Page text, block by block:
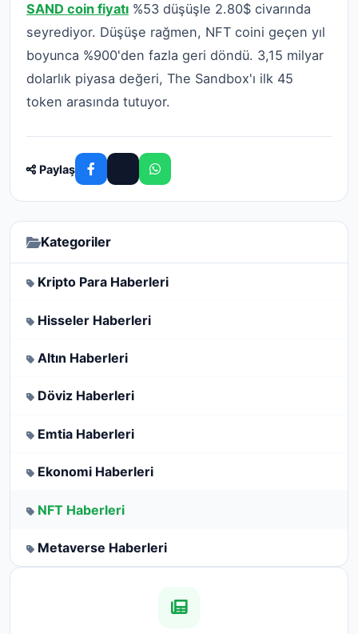
SAND coin fiyatı %53 düşüşle 2.80$ civarında
seyrediyor. Düşüşe rağmen, NFT coini geçen yıl
boyunca %900'den fazla geri döndü. 3,15 milyar
dolarlık piyasa değeri, The Sandbox'ı ilk 45
token arasında tutuyor.
Paylaş
Kategoriler
Kripto Para Haberleri
Hisseler Haberleri
Altın Haberleri
Döviz Haberleri
Emtia Haberleri
Ekonomi Haberleri
NFT Haberleri
Metaverse Haberleri